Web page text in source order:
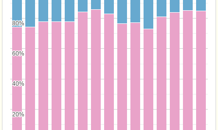
20%
20%
40%
40%
60%
60%
80%
80%